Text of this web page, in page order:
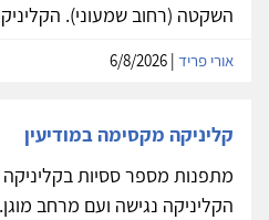
השקטה (רחוב שמעוני).
אורי פריד
קליניקה מקסימה במודיעין
מתפנות מספר ססיות בקליניקה
הקליניקה נגישה ועם מרחב